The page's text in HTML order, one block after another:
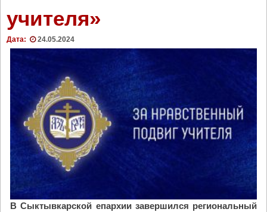
в
к
р
е
о
й
о
учителя»
Дата: 24.05.2024
В Сыктывкарской епархии завершился региональный